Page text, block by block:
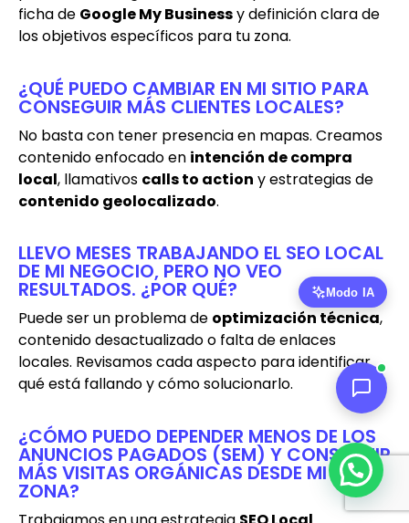
ficha de Google My Businessy definición clara de
los objetivos específicos para tu zona.
¿QUÉ PUEDO CAMBIAR EN MI SITIO PARA
CONSEGUIR MÁS CLIENTES LOCALES?
No basta con tener presencia en mapas. Creamos
contenido enfocado en intención de compra
local, llamativos calls to action y estrategias de
contenido geolocalizado.
LLEVO MESES TRABAJANDO EL SEO LOCAL
DE MI NEGOCIO, PERO NO VEO
RESULTADOS. ¿POR QUÉ?
Puede ser un problema de optimización técnica,
contenido desactualizado o falta de enlaces
locales. Revisamos cada aspecto para identificar
qué está fallando y cómo solucionarlo.
¿CÓMO PUEDO DEPENDER MENOS DE LOS
ANUNCIOS PAGADOS (SEM) Y CONSEGUIR
MÁS VISITAS ORGÁNICAS DESDE MI
ZONA?